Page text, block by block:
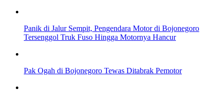
Panik di Jalur Sempit, Pengendara Motor di Bojonegoro
Tersenggol Truk Fuso Hingga Motornya Hancur
Pak Ogah di Bojonegoro Tewas Ditabrak Pemotor